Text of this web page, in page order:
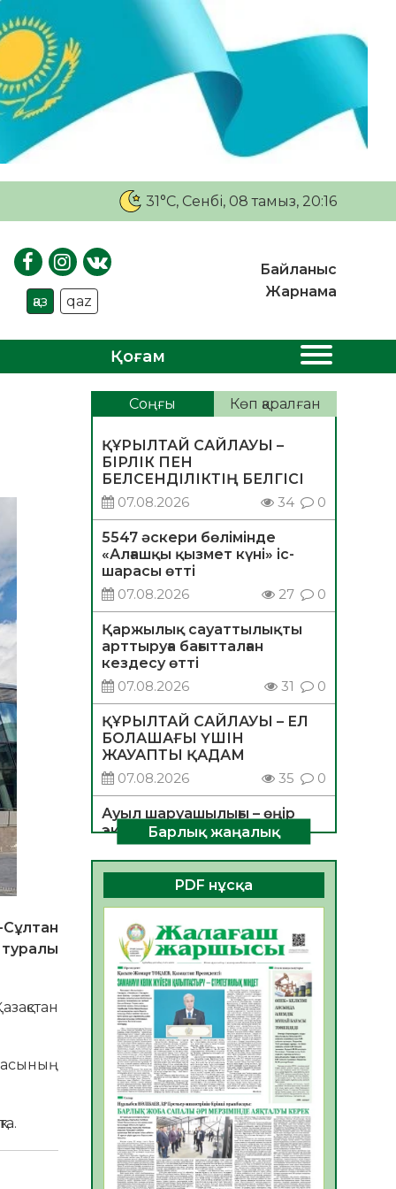
31°C, Сенбі, 08 тамыз, 20:16
қаз qaz
Байланыс
Жарнама
Қоғам
Соңғы Көп қаралған
ҚҰРЫЛТАЙ САЙЛАУЫ –
БІРЛІК ПЕН
БЕЛСЕНДІЛІКТІҢ БЕЛГІСІ
07.08.2026
34 0
5547 әскери бөлімінде
«Алғашқы қызмет күні» іс-
шарасы өтті
07.08.2026
27 0
Қаржылық сауаттылықты
арттыруға бағытталған
кездесу өтті
07.08.2026
31 0
ҚҰРЫЛТАЙ САЙЛАУЫ – ЕЛ
БОЛАШАҒЫ ҮШІН
ЖАУАПТЫ ҚАДАМ
07.08.2026
35 0
Ауыл шаруашылығы – өңір
экономикасының негізгі
тірегі
06.08.2026
43 0
ҚОҒАМДЫҚ БЕЛСЕНДІЛІК –
ЕЛ ДАМУЫНЫҢ НЕГІЗІ
06.08.2026
40
ҚҰРЫЛТАЙ САЙЛАУЫ –
БОЛАШАҚҚА БАСТАР
ЖАУАПТЫ ТАҢДАУ
06.08.2026
42
Инфекциялық ауруларға
қарсы иммундау
жұмыстарының тиімділігі
06.08.2026
45
Көкжөтел ауруы туралы
Барлық жаңалық
PDF нұсқа